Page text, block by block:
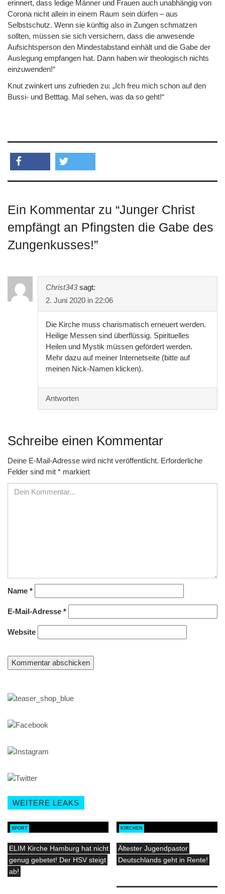
erinnert, dass ledige Männer und Frauen auch unabhängig von
Corona nicht allein in einem Raum sein dürfen – aus
Selbstschutz. Wenn sie künftig also in Zungen schmatzen
sollten, müssen sie sich versichern, dass die anwesende
Aufsichtsperson den Mindestabstand einhält und die Gabe der
Auslegung empfangen hat. Dann haben wir theologisch nichts
einzuwenden!“
Knut zwinkert uns zufrieden zu: „Ich freu mich schon auf den
Bussi- und Betttag. Mal sehen, was da so geht!“
teilen twittern
Ein Kommentar zu “Junger Christ
empfängt an Pfingsten die Gabe des
Zungenkusses!”
Christ343 sagt:
2. Juni 2020 in 22:06
Die Kirche muss charismatisch erneuert werden.
Heilige Messen sind überflüssig. Spirituelles
Heilen und Mystik müssen gefördert werden.
Mehr dazu auf meiner Internetseite (bitte auf
meinen Nick-Namen klicken).
Antworten
Schreibe einen Kommentar
Deine E-Mail-Adresse wird nicht veröffentlicht. Erforderliche
Felder sind mit * markiert
Name *
E-Mail-Adresse *
Website
WEITERE LEAKS
SPORT
ELIM Kirche Hamburg hat nicht
genug gebetet! Der HSV steigt
ab!
KIRCHEN
Ältester Jugendpastor
Deutschlands geht in Rente!